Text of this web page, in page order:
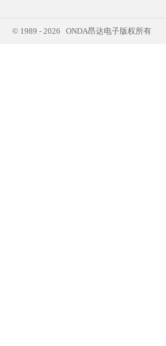
© 1989 - 2026 ONDA昂达电子版权所有